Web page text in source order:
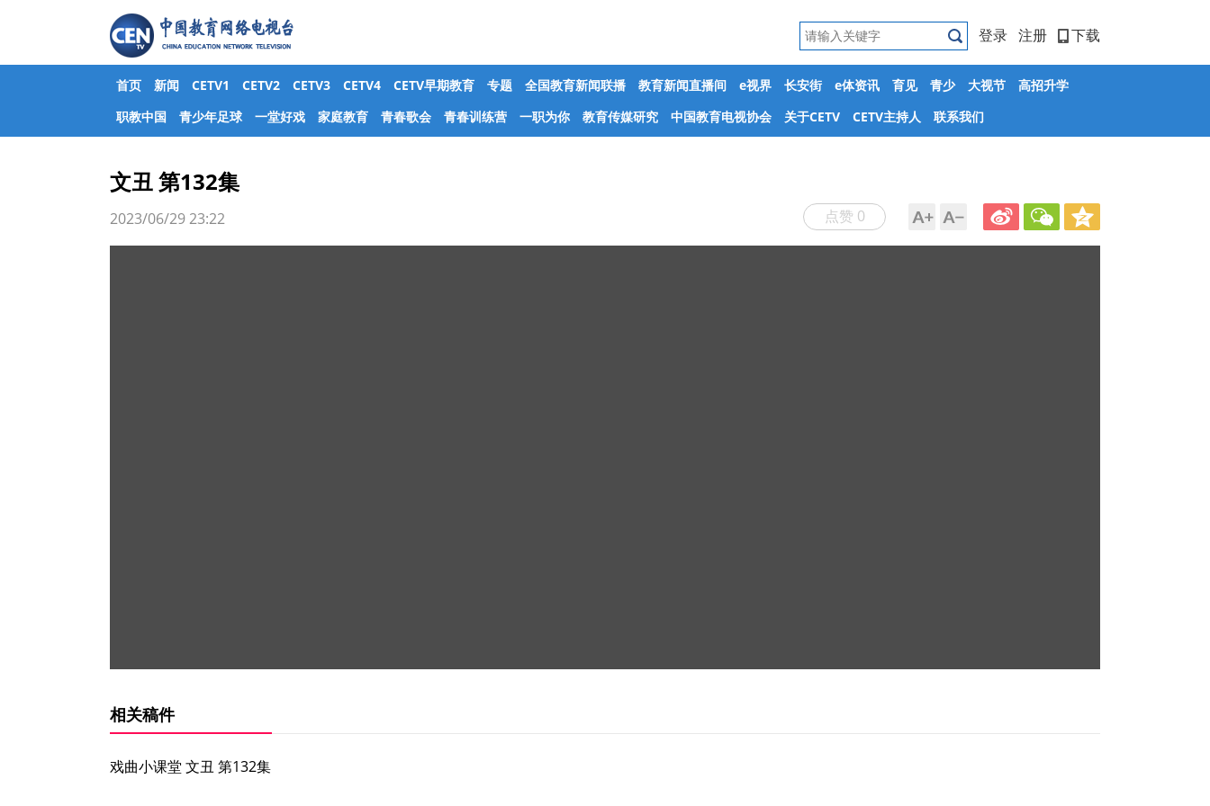
登录 注册 下载
首页 新闻 CETV1 CETV2 CETV3 CETV4 CETV早期教育 专题 全国教育新闻联播 教育新闻直播间 e视界 长安街 e体资讯 育见 青少 大视节
高招升学
职教中国
青少年足球 一堂好戏 家庭教育 青春歌会 青春训练营 一职为你 教育传媒研究 中国教育电视协会 关于CETV CETV主持人 联系我们
文丑 第132集
点赞 0
2023/06/29 23:22
相关稿件
戏曲小课堂 文丑 第132集